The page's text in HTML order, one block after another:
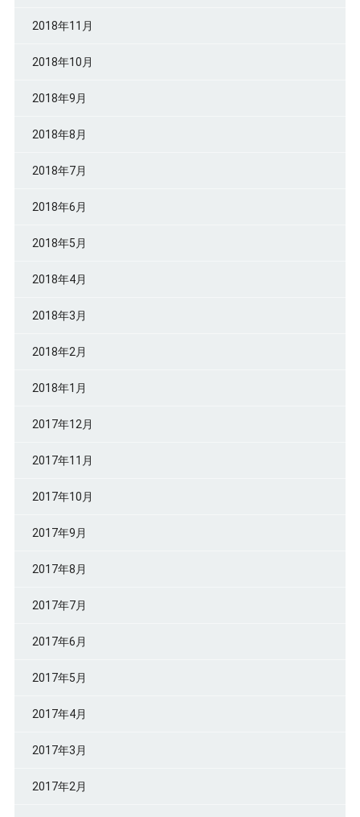
2018年11月
2018年10月
2018年9月
2018年8月
2018年7月
2018年6月
2018年5月
2018年4月
2018年3月
2018年2月
2018年1月
2017年12月
2017年11月
2017年10月
2017年9月
2017年8月
2017年7月
2017年6月
2017年5月
2017年4月
2017年3月
2017年2月